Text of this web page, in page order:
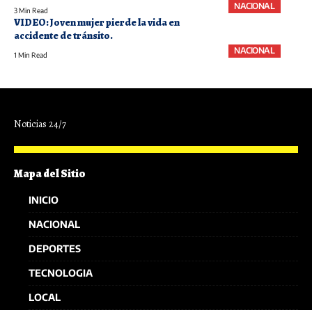
NACIONAL
3 Min Read
NACIONAL
VIDEO: Joven mujer pierde la vida en
accidente de tránsito.
1 Min Read
Noticias 24/7
Mapa del Sitio
INICIO
NACIONAL
DEPORTES
TECNOLOGIA
LOCAL